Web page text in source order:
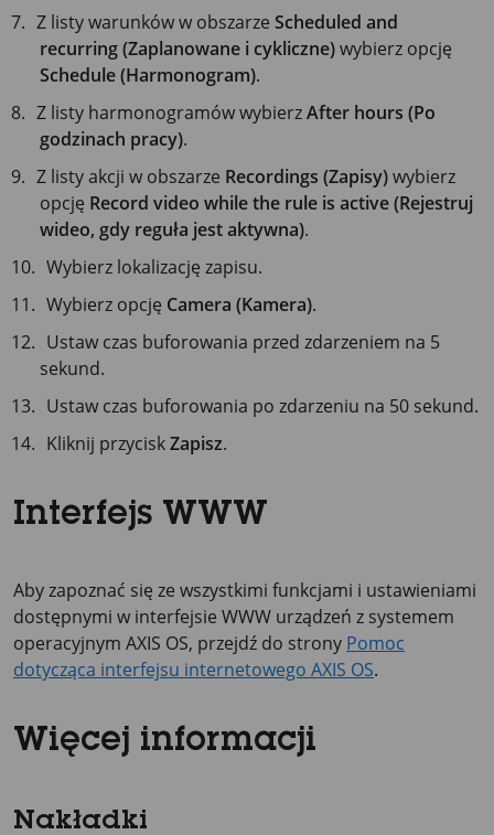
Z listy warunków w obszarzeScheduled and
recurring (Zaplanowane i cykliczne)wybierz opcję
Schedule (Harmonogram).
Z listy harmonogramów wybierzAfter hours (Po
godzinach pracy).
Z listy akcji w obszarze Recordings (Zapisy)wybierz
opcję Record video while the rule is active (Rejestruj
wideo, gdy reguła jest aktywna).
Wybierz lokalizację zapisu.
Wybierz opcję Camera (Kamera).
Ustaw czas buforowania przed zdarzeniem na 5
sekund.
Ustaw czas buforowania po zdarzeniu na 50 sekund.
Kliknij przyciskZapisz.
Interfejs WWW
Aby zapoznać się ze wszystkimi funkcjami i ustawieniami
dostępnymi w interfejsie WWW urządzeń z systemem
operacyjnym AXIS OS, przejdź do strony Pomoc
dotycząca interfejsu internetowego AXIS OS.
Więcej informacji
Nakładki